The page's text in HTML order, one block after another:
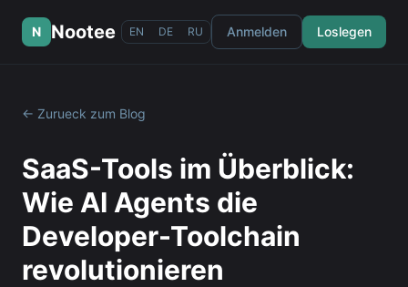
N Nootee EN DE RU Anmelden Loslegen
← Zurueck zum Blog
SaaS-Tools im Überblick:
Wie AI Agents die
Developer-Toolchain
revolutionieren